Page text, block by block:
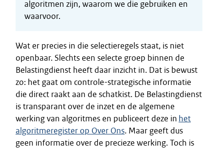
algoritmen zijn, waarom we die gebruiken en
waarvoor.
Wat er precies in die selectieregels staat, is niet
openbaar. Slechts een selecte groep binnen de
Belastingdienst heeft daar inzicht in. Dat is bewust
zo: het gaat om controle-strategische informatie
die direct raakt aan de schatkist. De Belastingdienst
is transparant over de inzet en de algemene
werking van algoritmes en publiceert deze in het
algoritmeregister op Over Ons. Maar geeft dus
geen informatie over de precieze werking. Toch is